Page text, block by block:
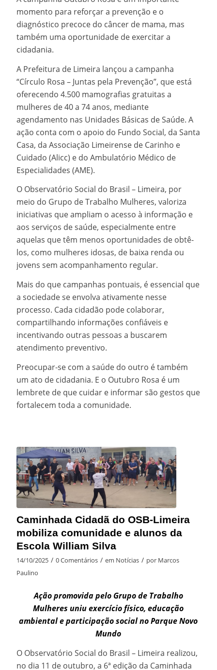
momento para reforçar a prevenção e o
diagnóstico precoce do câncer de mama, mas
também uma oportunidade de exercitar a
cidadania.
A Prefeitura de Limeira lançou a campanha
“Círculo Rosa – Juntas pela Prevenção”, que está
oferecendo 4.500 mamografias gratuitas a
mulheres de 40 a 74 anos, mediante
agendamento nas Unidades Básicas de Saúde. A
ação conta com o apoio do Fundo Social, da Santa
Casa, da Associação Limeirense de Carinho e
Cuidado (Alicc) e do Ambulatório Médico de
Especialidades (AME).
O Observatório Social do Brasil – Limeira, por
meio do Grupo de Trabalho Mulheres, valoriza
iniciativas que ampliam o acesso à informação e
aos serviços de saúde, especialmente entre
aquelas que têm menos oportunidades de obtê-
los, como mulheres idosas, de baixa renda ou
jovens sem acompanhamento regular.
Mais do que campanhas pontuais, é essencial que
a sociedade se envolva ativamente nesse
processo. Cada cidadão pode colaborar,
compartilhando informações confiáveis e
incentivando outras pessoas a buscarem
atendimento preventivo.
Preocupar-se com a saúde do outro é também
um ato de cidadania. E o Outubro Rosa é um
lembrete de que cuidar e informar são gestos que
fortalecem toda a comunidade.
Caminhada Cidadã do OSB-Limeira
mobiliza comunidade e alunos da
Escola William Silva
14/10/2025 / 0 Comentários / em Notícias / por Marcos
Paulino
Ação promovida pelo Grupo de Trabalho
Mulheres uniu exercício físico, educação
ambiental e participação social no Parque Novo
Mundo
O Observatório Social do Brasil – Limeira realizou,
no dia 11 de outubro, a 6ª edição da Caminhada